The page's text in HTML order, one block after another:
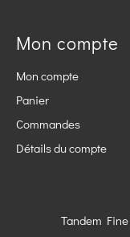
Mon compte
Mon compte
Panier
Commandes
Détails du compte
Tandem